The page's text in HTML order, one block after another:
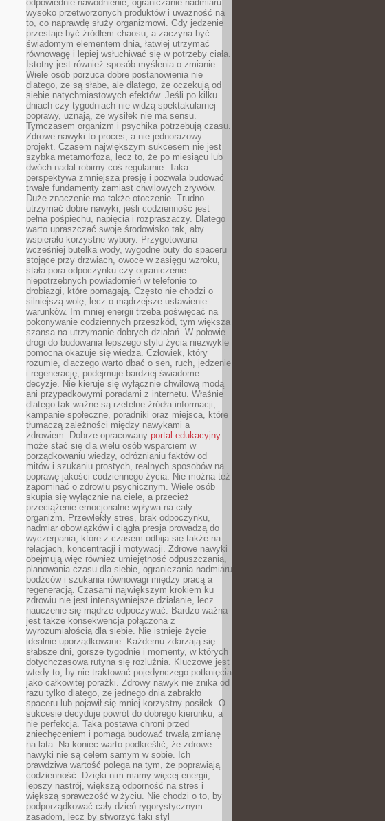
odpowiednie nawodnienie, ograniczanie nadmiaru
wysoko przetworzonych produktów i uważność na
to, co naprawdę służy organizmowi. Gdy jedzenie
przestaje być źródłem chaosu, a zaczyna być
świadomym elementem dnia, łatwiej utrzymać
równowagę i lepiej wsłuchiwać się w potrzeby ciała.
Istotny jest również sposób myślenia o zmianie.
Wiele osób porzuca dobre postanowienia nie
dlatego, że są słabe, ale dlatego, że oczekują od
siebie natychmiastowych efektów. Jeśli po kilku
dniach czy tygodniach nie widzą spektakularnej
poprawy, uznają, że wysiłek nie ma sensu.
Tymczasem organizm i psychika potrzebują czasu.
Zdrowe nawyki to proces, a nie jednorazowy
projekt. Czasem największym sukcesem nie jest
szybka metamorfoza, lecz to, że po miesiącu lub
dwóch nadal robimy coś regularnie. Taka
perspektywa zmniejsza presję i pozwala budować
trwałe fundamenty zamiast chwilowych zrywów.
Duże znaczenie ma także otoczenie. Trudno
utrzymać dobre nawyki, jeśli codzienność jest
pełna pośpiechu, napięcia i rozpraszaczy. Dlatego
warto upraszczać swoje środowisko tak, aby
wspierało korzystne wybory. Przygotowana
wcześniej butelka wody, wygodne buty do spaceru
stojące przy drzwiach, owoce w zasięgu wzroku,
stała pora odpoczynku czy ograniczenie
niepotrzebnych powiadomień w telefonie to
drobiazgi, które pomagają. Często nie chodzi o
silniejszą wolę, lecz o mądrzejsze ustawienie
warunków. Im mniej energii trzeba poświęcać na
pokonywanie codziennych przeszkód, tym większa
szansa na utrzymanie dobrych działań. W połowie
drogi do budowania lepszego stylu życia niezwykle
pomocna okazuje się wiedza. Człowiek, który
rozumie, dlaczego warto dbać o sen, ruch, jedzenie
i regenerację, podejmuje bardziej świadome
decyzje. Nie kieruje się wyłącznie chwilową modą
ani przypadkowymi poradami z internetu. Właśnie
dlatego tak ważne są rzetelne źródła informacji,
kampanie społeczne, poradniki oraz miejsca, które
tłumaczą zależności między nawykami a
zdrowiem. Dobrze opracowany portal edukacyjny
może stać się dla wielu osób wsparciem w
porządkowaniu wiedzy, odróżnianiu faktów od
mitów i szukaniu prostych, realnych sposobów na
poprawę jakości codziennego życia. Nie można też
zapominać o zdrowiu psychicznym. Wiele osób
skupia się wyłącznie na ciele, a przecież
przeciążenie emocjonalne wpływa na cały
organizm. Przewlekły stres, brak odpoczynku,
nadmiar obowiązków i ciągła presja prowadzą do
wyczerpania, które z czasem odbija się także na
relacjach, koncentracji i motywacji. Zdrowe nawyki
obejmują więc również umiejętność odpuszczania,
planowania czasu dla siebie, ograniczania nadmiaru
bodźców i szukania równowagi między pracą a
regeneracją. Czasami największym krokiem ku
zdrowiu nie jest intensywniejsze działanie, lecz
nauczenie się mądrze odpoczywać. Bardzo ważna
jest także konsekwencja połączona z
wyrozumiałością dla siebie. Nie istnieje życie
idealnie uporządkowane. Każdemu zdarzają się
słabsze dni, gorsze tygodnie i momenty, w których
dotychczasowa rutyna się rozluźnia. Kluczowe jest
wtedy to, by nie traktować pojedynczego potknięcia
jako całkowitej porażki. Zdrowy nawyk nie znika od
razu tylko dlatego, że jednego dnia zabrakło
spaceru lub pojawił się mniej korzystny posiłek. O
sukcesie decyduje powrót do dobrego kierunku, a
nie perfekcja. Taka postawa chroni przed
zniechęceniem i pomaga budować trwałą zmianę
na lata. Na koniec warto podkreślić, że zdrowe
nawyki nie są celem samym w sobie. Ich
prawdziwa wartość polega na tym, że poprawiają
codzienność. Dzięki nim mamy więcej energii,
lepszy nastrój, większą odporność na stres i
większą sprawczość w życiu. Nie chodzi o to, by
podporządkować cały dzień rygorystycznym
zasadom, lecz by stworzyć taki styl